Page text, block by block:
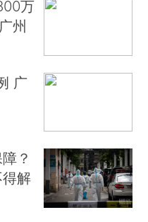
万
州
广
？
解